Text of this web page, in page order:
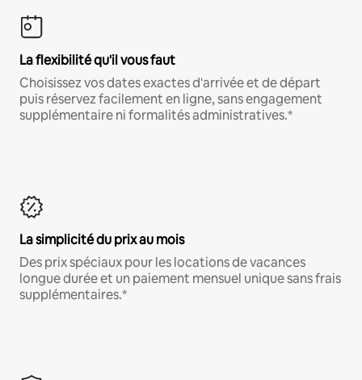
La flexibilité qu'il vous faut
Choisissez vos dates exactes d'arrivée et de départ
puis réservez facilement en ligne, sans engagement
supplémentaire ni formalités administratives.*
La simplicité du prix au mois
Des prix spéciaux pour les locations de vacances
longue durée et un paiement mensuel unique sans frais
supplémentaires.*